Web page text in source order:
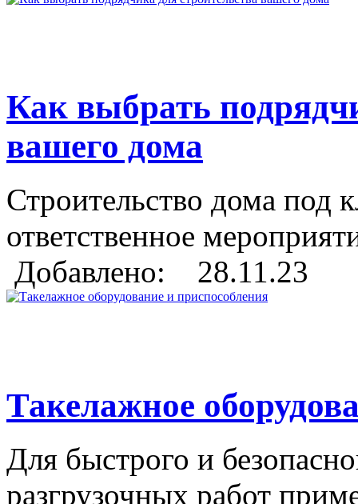
Как выбрать
вашего дома
Строительство дома под
ответственное
Добавлено: 28.11.23
Такелажное
Для быстрого и
разгрузочных работ